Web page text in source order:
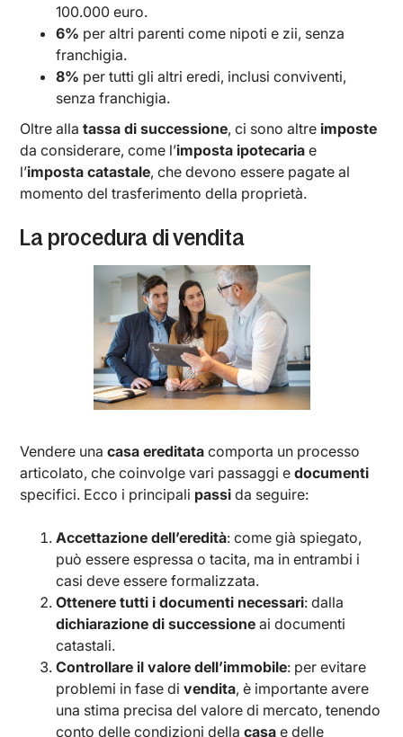
100.000 euro.
6% per altri parenti come nipoti e zii, senza
franchigia.
8% per tutti gli altri eredi, inclusi conviventi,
senza franchigia.
Oltre allatassa di successione, ci sono altre imposte
da considerare, come l’imposta ipotecaria e
l’imposta catastale, che devono essere pagate al
momento del trasferimento della proprietà.
La procedura di vendita
Vendere unacasa ereditata comporta un processo
articolato, che coinvolge vari passaggi edocumenti
specifici. Ecco i principali passi da seguire:
Accettazione dell’eredità: come già spiegato,
può essere espressa o tacita, ma in entrambi i
casi deve essere formalizzata.
Ottenere tutti i documenti necessari: dalla
dichiarazione di successione ai documenti
catastali.
Controllare il valore dell’immobile: per evitare
problemi in fase divendita, è importante avere
una stima precisa del valore di mercato, tenendo
conto delle condizioni dellacasa e delle